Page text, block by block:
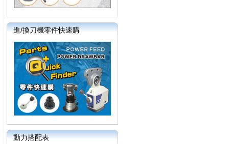
進/換刀機零件快速購
動力搭配表